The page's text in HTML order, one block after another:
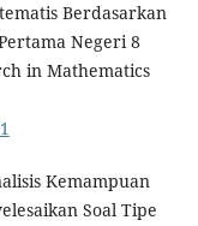
Berdasarkan
Negeri 8
in Mathematics
Kemampuan
Soal Tipe